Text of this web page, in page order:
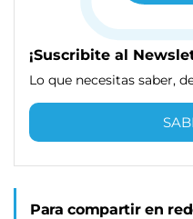
¡Suscribite al
Lo que necesitas saber,
Para compartir en